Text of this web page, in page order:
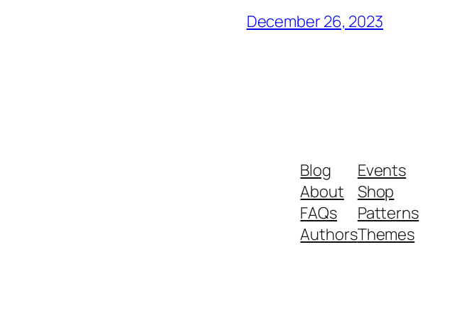
December 26, 2023
Blog
About
FAQs
Authors
Events
Shop
Patterns
Themes